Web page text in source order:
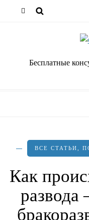
Бесплатные
ВСЕ СТАТЬИ
Как
развода